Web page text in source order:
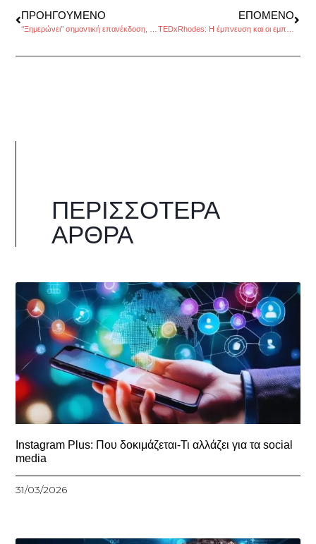
ΠΡΟΗΓΟΎΜΕΝΟ ΕΠΌΜΕΝΟ
ΠΕΡΙΣΣΌΤΕΡΑ
ΆΡΘΡΑ
Instagram Plus: Που δοκιμάζεται-Τι αλλάζει για τα social
media
31/03/2026